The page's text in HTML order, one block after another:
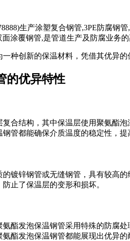
生产涂塑复合钢管,3PE防腐
涂覆钢管,是管道生产及防腐业务
种创新的保温材料，凭借其优异
的优异特性
合结构，其中保温层使用聚氨酯
管都能确保介质温度的稳定性，提
镀锌钢管或无缝钢管，具有较高
止了保温层的变形和损坏。
酯发泡保温钢管采用特殊的防腐
酯发泡保温钢管都能展现出优异的